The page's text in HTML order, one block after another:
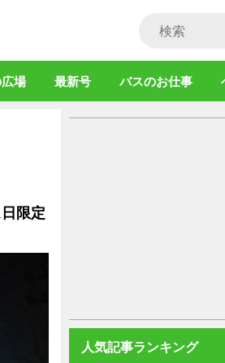
場 最新号 バスのお仕事
限定
人気記事ランキング